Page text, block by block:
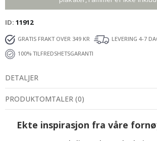
ID 11912
GRATIS FRAKT OVER 349 KR
LEVERING 4-7
100% TILFREDSHETSGARANTI
DETALJER
PRODUKTOMTALER (0)
Ekte inspirasjon fra våre